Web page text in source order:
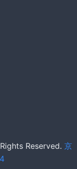
Reserved. 京